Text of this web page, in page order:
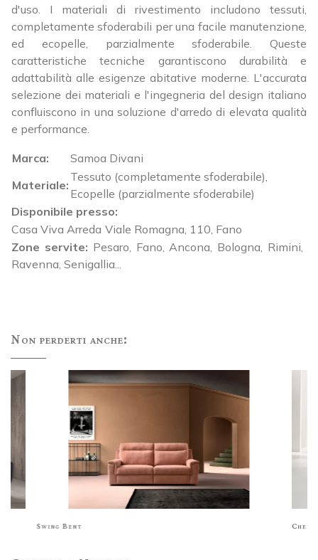
d'uso. I materiali di rivestimento includono tessuti,
completamente sfoderabili per una facile manutenzione,
ed ecopelle, parzialmente sfoderabile. Queste
caratteristiche tecniche garantiscono durabilità e
adattabilità alle esigenze abitative moderne. L'accurata
selezione dei materiali e l'ingegneria del design italiano
confluiscono in una soluzione d'arredo di elevata qualità
e performance.
Marca:
Samoa Divani
Materiale:
Tessuto (completamente sfoderabile),
Ecopelle (parzialmente sfoderabile)
Disponibile presso:
Casa Viva Arreda Viale Romagna, 110 Fano
Zone servite: Pesaro, Fano, Ancona, Bologna, Rimini,
Ravenna, Senigallia...
Non perderti anche:
Swing Bent